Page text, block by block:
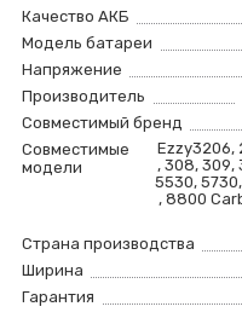
Качество АКБ
Модель батареи
Напряжение
Производитель
Совместимый бренд
Совместимые
модели
Ezzy3206,
, 308, 309,
5530, 5730,
, 8800
Страна производства
Ширина
Гарантия